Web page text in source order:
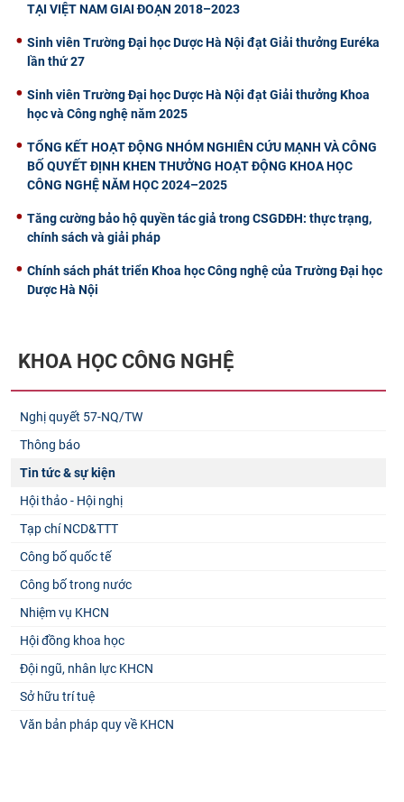
TẠI VIỆT NAM GIAI ĐOẠN 2018–2023
Sinh viên Trường Đại học Dược Hà Nội đạt Giải thưởng Euréka
lần thứ 27
Sinh viên Trường Đại học Dược Hà Nội đạt Giải thưởng Khoa
học và Công nghệ năm 2025
TỔNG KẾT HOẠT ĐỘNG NHÓM NGHIÊN CỨU MẠNH VÀ CÔNG
BỐ QUYẾT ĐỊNH KHEN THƯỞNG HOẠT ĐỘNG KHOA HỌC
CÔNG NGHỆ NĂM HỌC 2024–2025
Tăng cường bảo hộ quyền tác giả trong CSGDĐH: thực trạng,
chính sách và giải pháp
Chính sách phát triển Khoa học Công nghệ của Trường Đại học
Dược Hà Nội
KHOA HỌC CÔNG NGHỆ
Nghị quyết 57-NQ/TW
Thông báo
Tin tức & sự kiện
Hội thảo - Hội nghị
Tạp chí NCD&TTT
Công bố quốc tế
Công bố trong nước
Nhiệm vụ KHCN
Hội đồng khoa học
Đội ngũ, nhân lực KHCN
Sở hữu trí tuệ
Văn bản pháp quy về KHCN